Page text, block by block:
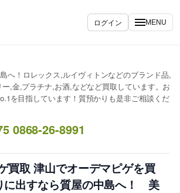
ログイン MENU
へ！ロレックス,ルイヴィトンなどのブランド品,
,金,プラチナ,お酒,などなど買取しています。お
を目指しています！質預かりも是非ご相談くだ
0868-26-8991
買取 津山でオーデマピゲを買
に出すなら質屋の中島へ！ 美